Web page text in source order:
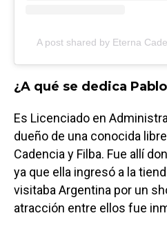
A post shared by Eterna
¿A qué se dedica
Es Licenciado en
dueño de una conocida
Cadencia y Filba. Fue allí
ya que ella ingresó a la
visitaba Argentina por un
atracción entre ellos fue